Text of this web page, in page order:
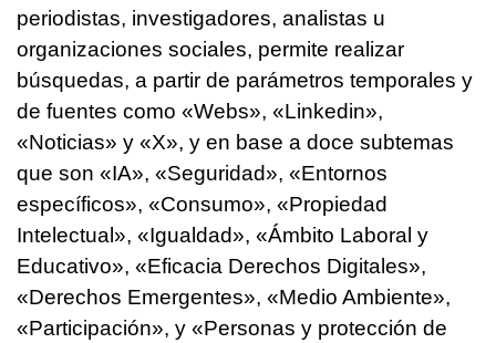
periodistas, investigadores, analistas u
organizaciones sociales, permite realizar
búsquedas, a partir de parámetros temporales y
de fuentes como «Webs», «Linkedin»,
«Noticias» y «X», y en base a doce subtemas
que son «IA», «Seguridad», «Entornos
específicos», «Consumo», «Propiedad
Intelectual», «Igualdad», «Ámbito Laboral y
Educativo», «Eficacia Derechos Digitales»,
«Derechos Emergentes», «Medio Ambiente»,
«Participación», y «Personas y protección de